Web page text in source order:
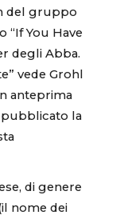
del gruppo
“If You Have
degli Abba.
vede Grohl
anteprima
pubblicato la
di genere
nome dei